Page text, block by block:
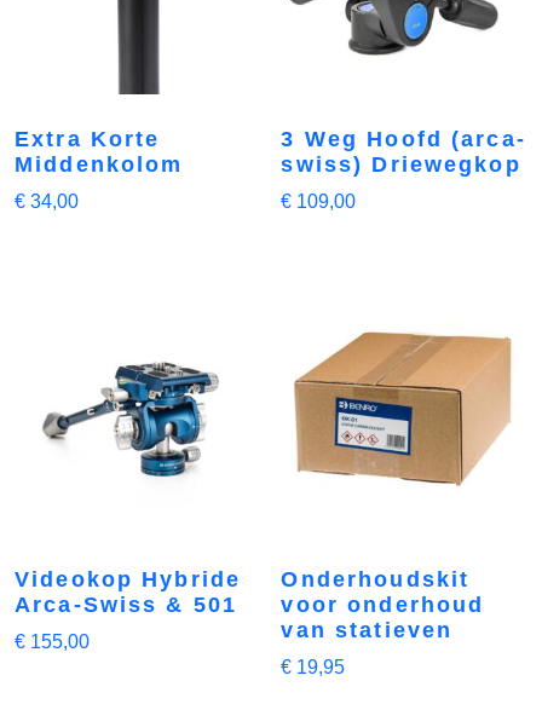
Extra Korte
Middenkolom
€ 34,00
3 Weg Hoofd (arca-
swiss) Driewegkop
€ 109,00
Videokop Hybride
Arca-Swiss & 501
€ 155,00
Onderhoudskit
voor onderhoud
van statieven
€ 19,95